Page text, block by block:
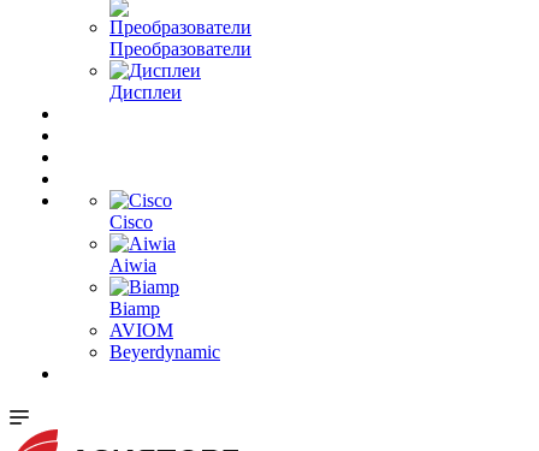
Преобразователи
Дисплеи
Cisco
Aiwia
Biamp
AVIOM
Beyerdynamic